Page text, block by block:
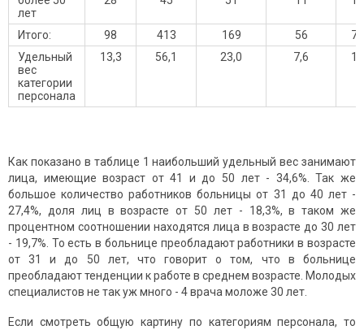
лет
Итого: 98 413 169 56
Удельный
вес
категории
персонала
13,3 56,1 23,0 7,6
Как показано в таблице 1 наибольший удельный вес занимают
лица, имеющие возраст от 41 и до 50 лет - 34,6%. Так же
большое количество работников больницы от 31 до 40 лет -
27,4%, доля лиц в возрасте от 50 лет - 18,3%, в таком же
процентном соотношении находятся лица в возрасте до 30 лет
- 19,7%. То есть в больнице преобладают работники в возрасте
от 31 и до 50 лет, что говорит о том, что в больнице
преобладают тенденции к работе в среднем возрасте. Молодых
специалистов не так уж много - 4 врача моложе 30 лет.
Если смотреть общую картину по категориям персонала, то